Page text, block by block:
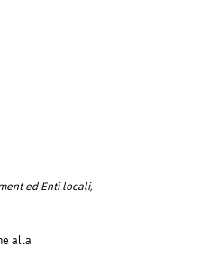
ed Enti locali,
alla